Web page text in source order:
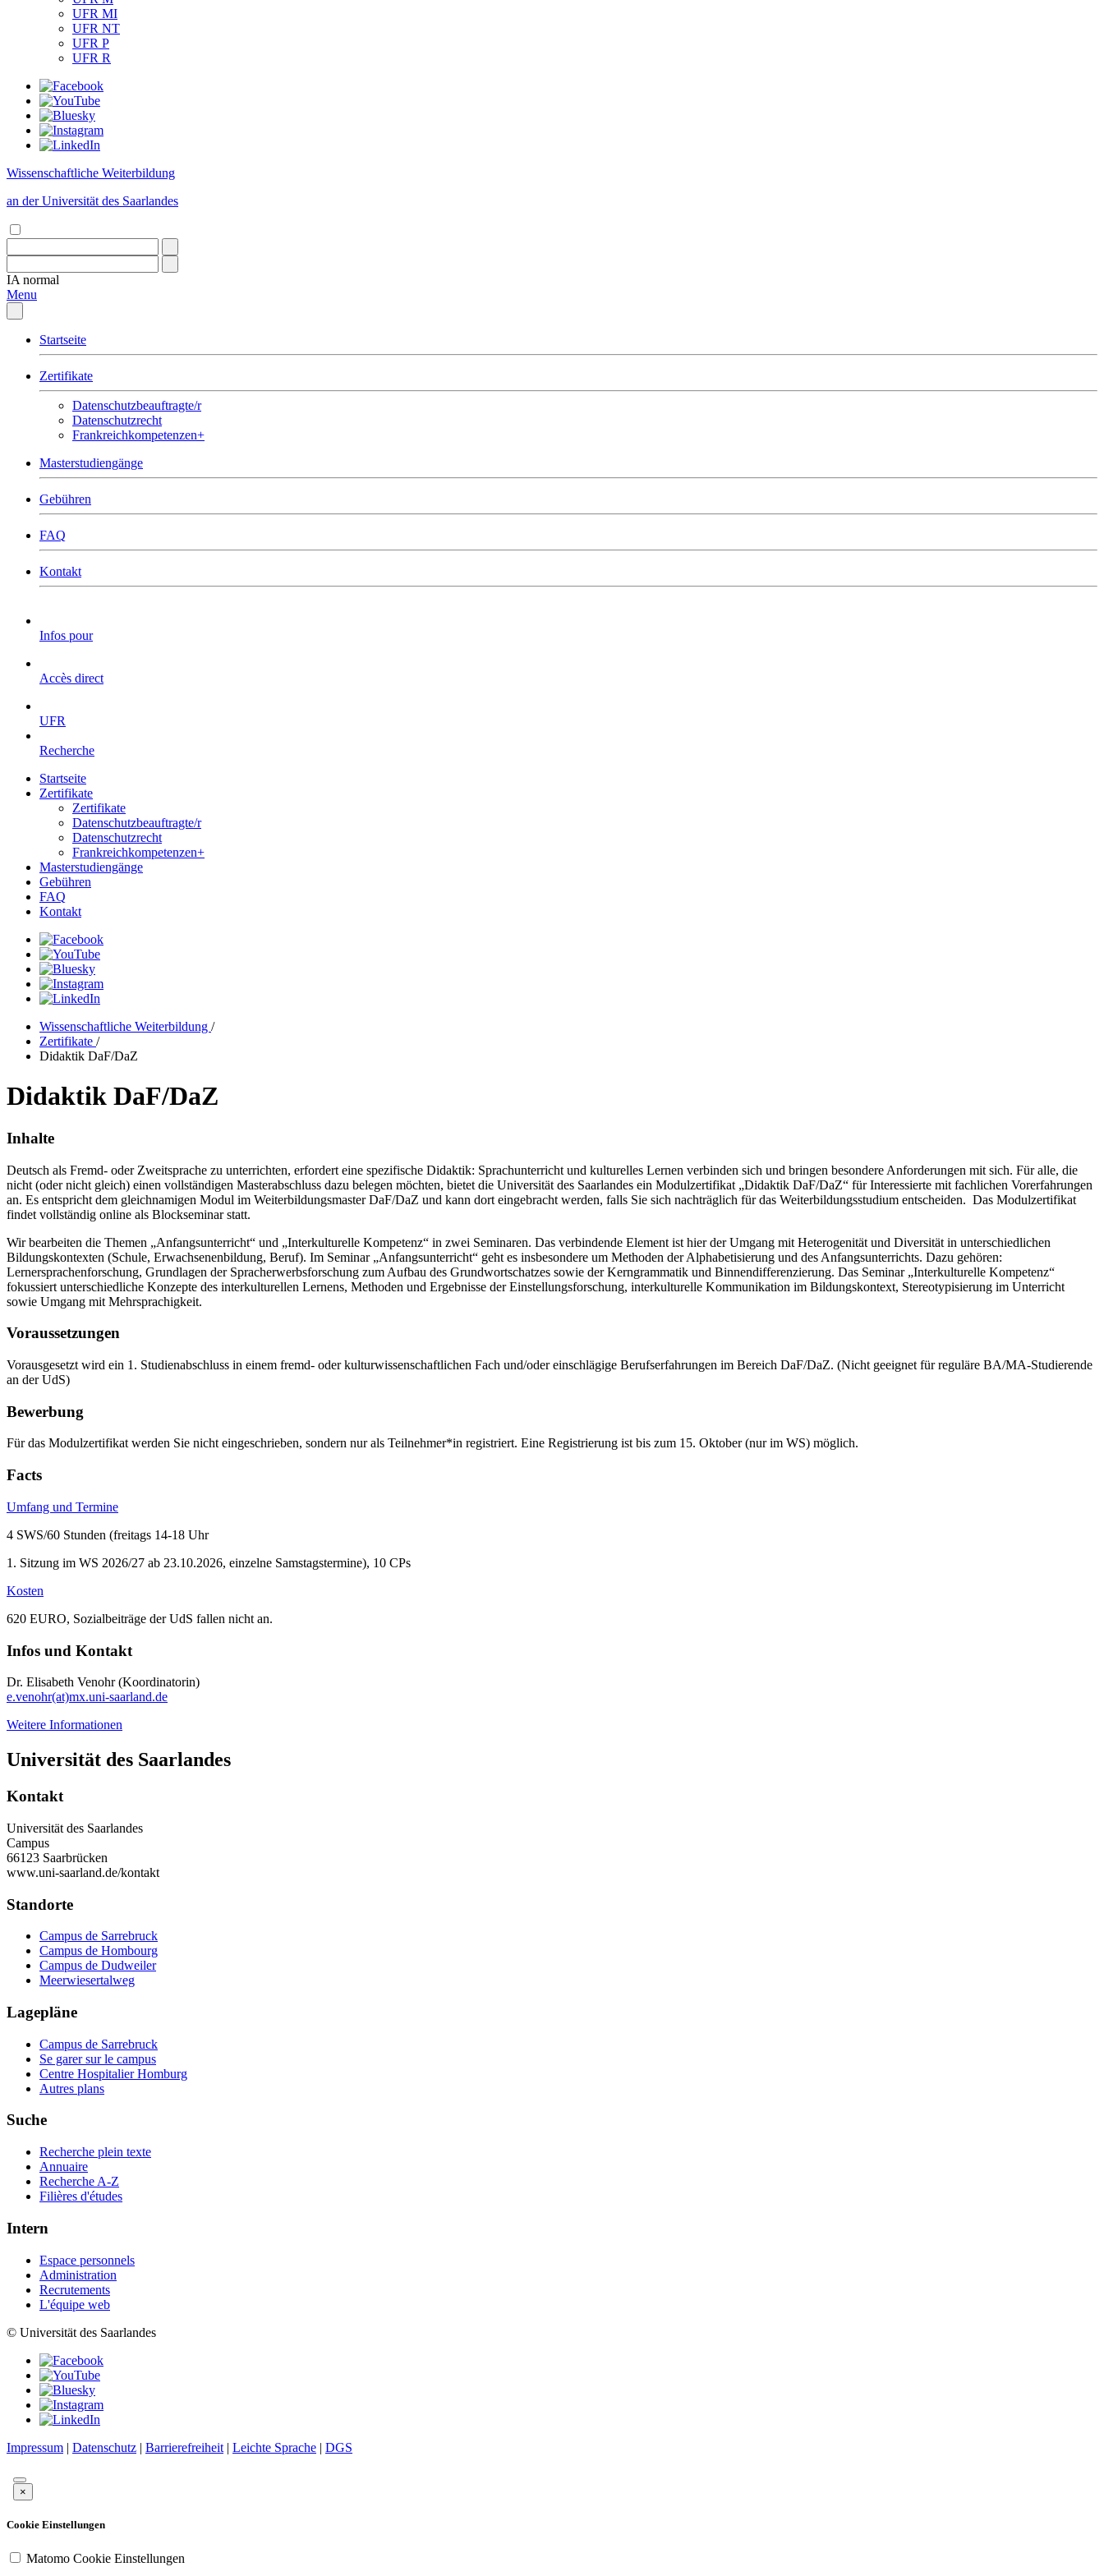
UFR MI
UFR NT
UFR P
UFR R
Wissenschaftliche Weiterbildung
an der Universität des Saarlandes
IA normal
Menu
Startseite
Zertifikate
Datenschutzbeauftragte/r
Datenschutzrecht
Frankreichkompetenzen+
Masterstudiengänge
Gebühren
FAQ
Kontakt
Infos pour
Accès direct
UFR
Recherche
Startseite
Zertifikate
Zertifikate
Datenschutzbeauftragte/r
Datenschutzrecht
Frankreichkompetenzen+
Masterstudiengänge
Gebühren
FAQ
Kontakt
Wissenschaftliche Weiterbildung /
Zertifikate /
Didaktik DaF/DaZ
Didaktik DaF/DaZ
Inhalte
Deutsch als Fremd- oder Zweitsprache zu unterrichten, erfordert eine spezifische Didaktik: Sprachunterricht und kulturelles Lernen verbinden sich und bringen besondere Anforderungen mit sich. Für alle, die
nicht (oder nicht gleich) einen vollständigen Masterabschluss dazu belegen möchten, bietet die Universität des Saarlandes ein Modulzertifikat „Didaktik DaF/DaZ“ für Interessierte mit fachlichen Vorerfahrungen
an. Es entspricht dem gleichnamigen Modul im Weiterbildungsmaster DaF/DaZ und kann dort eingebracht werden, falls Sie sich nachträglich für das Weiterbildungsstudium entscheiden. Das Modulzertifikat
findet vollständig online als Blockseminar statt.
Wir bearbeiten die Themen „Anfangsunterricht“ und „Interkulturelle Kompetenz“ in zwei Seminaren. Das verbindende Element ist hier der Umgang mit Heterogenität und Diversität in unterschiedlichen
Bildungskontexten (Schule, Erwachsenenbildung, Beruf). Im Seminar „Anfangsunterricht“ geht es insbesondere um Methoden der Alphabetisierung und des Anfangsunterrichts. Dazu gehören:
Lernersprachenforschung, Grundlagen der Spracherwerbsforschung zum Aufbau des Grundwortschatzes sowie der Kerngrammatik und Binnendifferenzierung. Das Seminar „Interkulturelle Kompetenz“
fokussiert unterschiedliche Konzepte des interkulturellen Lernens, Methoden und Ergebnisse der Einstellungsforschung, interkulturelle Kommunikation im Bildungskontext, Stereotypisierung im Unterricht
sowie Umgang mit Mehrsprachigkeit.
Voraussetzungen
Vorausgesetzt wird ein 1. Studienabschluss in einem fremd- oder kulturwissenschaftlichen Fach und/oder einschlägige Berufserfahrungen im Bereich DaF/DaZ. (Nicht geeignet für reguläre BA/MA-Studierende
an der UdS)
Bewerbung
Für das Modulzertifikat werden Sie nicht eingeschrieben, sondern nur als Teilnehmer*in registriert. Eine Registrierung ist bis zum 15. Oktober (nur im WS) möglich.
Facts
Umfang und Termine
4 SWS/60 Stunden (freitags 14-18 Uhr
1. Sitzung im WS 2026/27 ab 23.10.2026, einzelne Samstagstermine), 10 CPs
Kosten
620 EURO, Sozialbeiträge der UdS fallen nicht an.
Infos und Kontakt
Dr. Elisabeth Venohr (Koordinatorin)
e.venohr(at)mx.uni-saarland.de
Weitere Informationen
Universität des Saarlandes
Kontakt
Universität des Saarlandes
Campus
66123 Saarbrücken
www.uni-saarland.de/kontakt
Standorte
Campus de Sarrebruck
Campus de Hombourg
Campus de Dudweiler
Meerwiesertalweg
Lagepläne
Campus de Sarrebruck
Se garer sur le campus
Centre Hospitalier Homburg
Autres plans
Suche
Recherche plein texte
Annuaire
Recherche A-Z
Filières d'études
Intern
Espace personnels
Administration
Recrutements
L'équipe web
© Universität des Saarlandes
Impressum | Datenschutz | Barrierefreiheit | Leichte Sprache | DGS
×
Cookie Einstellungen
Matomo Cookie Einstellungen